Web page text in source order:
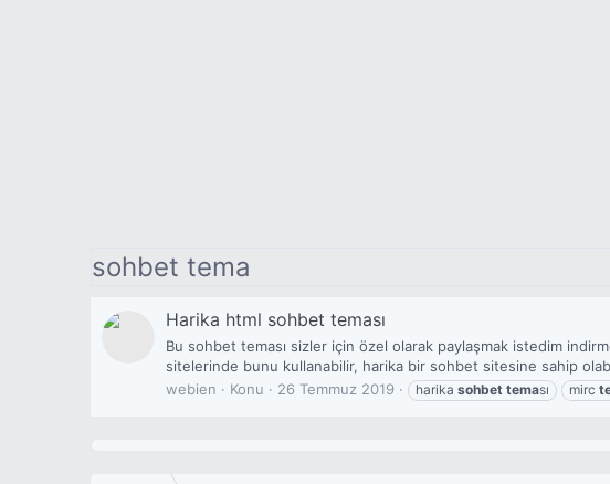
sohbet tema
Harika html sohbet teması
Bu sohbet teması sizler için özel olarak paylaşmak istedim
sitelerinde bunu kullanabilir, harika bir sohbet sitesine sahip
webien
Konu 26 Temmuz 2019 harika sohbet teması mirc